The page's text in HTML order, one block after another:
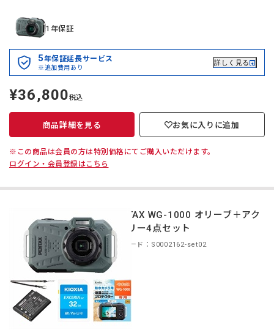
1年保証
5年保証延長サービス
※追加費用あり
詳しく見る
定
価
¥36,800税込
商品詳細を見る お気に入りに追加
※この商品は会員の方は特別価格にてご購入いただけます。
ログイン・会員登録はこちら
PENTAX WG-1000 オリーブ＋アク
セサリー4点セット
商品コード：S0002162-set02